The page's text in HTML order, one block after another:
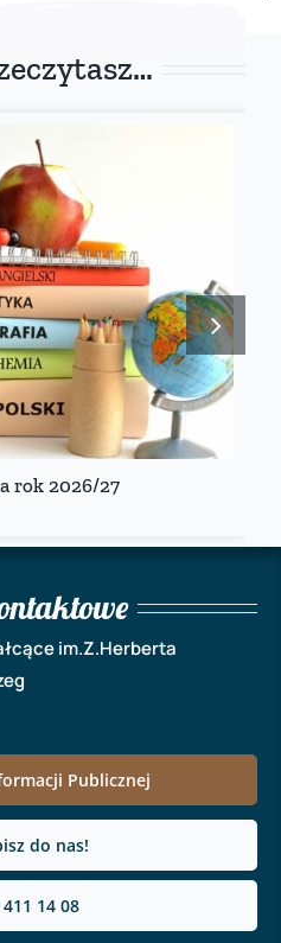
rok 2026/27
im.Z.Herberta
Publicznej
do nas!
14 08